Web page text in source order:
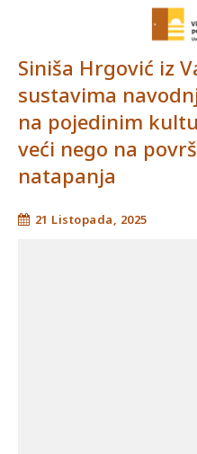
Siniša Hrgović iz
sustavima
na pojedinim
veći nego na
natapanja
21 Listopada, 2025